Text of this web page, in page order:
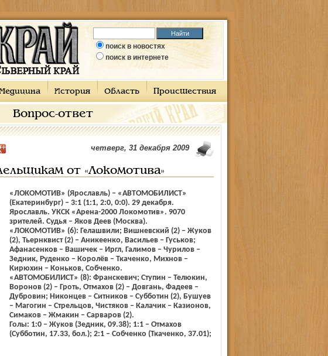
поиск в новостях
поиск в интернете
История Область Происшествия
Вопрос-ответ
четверг, 31 декабря 2009
от «Локомотива»
«ЛОКОМОТИВ» (Ярославль) – «АВТОМОБИЛИСТ»
(Екатеринбург) – 3:1 (1:1, 2:0, 0:0). 29 декабря.
Ярославль. УКСК «Арена-2000 Локомотив». 9070
зрителей. Судья – Яков Деев (Москва).
«ЛОКОМОТИВ» (6): Гелашвили; Вишневский (2) – Жуков
(2), Тьернквист (2) – Аникеенко, Васильев – Гуськов;
Афанасенков – Вашичек – Иргл, Галимов – Чурилов –
Зедник, Руденко – Королёв – Ткаченко, Михнов –
Кирюхин – Коньков, Собченко.
«АВТОМОБИЛИСТ» (8): Франскевич; Ступин – Телюкин,
Воронов (2) – Гроть, Отмахов (2) – Довгань, Фадеев –
Дубровин; Никонцев – Ситников – Субботин (2), Бушуев
– Магогин – Стрельцов, Чистяков – Калачик – Казионов,
Симаков – Жмакин – Сарваров (2).
Голы: 1:0 – Жуков (Зедник, 09.38); 1:1 – Отмахов
(Субботин, 17.33, бол.); 2:1 – Собченко (Ткаченко, 37.01);